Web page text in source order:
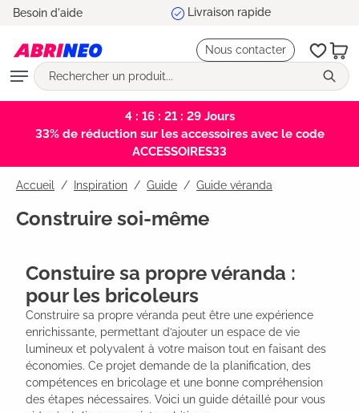
principal
Besoin d'aide Livraison rapide
Nous contacter
4 : 16 : 21 : 28Jours
33% de réduction sur les accessoires avec le code
ACCESSOIRES33
Accueil Inspiration / Guide / Guide véranda
Construire soi-même
Constuire sa propre véranda :
pour les bricoleurs
Construire sa propre véranda peut être une expérience
enrichissante, permettant d’ajouter un espace de vie
lumineux et polyvalent à votre maison tout en faisant des
économies. Ce projet demande de la planification, des
compétences en bricolage et une bonne compréhension
des étapes nécessaires. Voici un guide détaillé pour vous